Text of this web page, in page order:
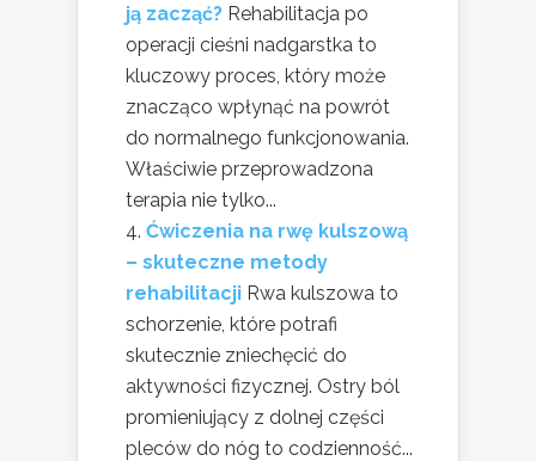
ją zacząć? Rehabilitacja po
operacji cieśni nadgarstka to
kluczowy proces, który może
znacząco wpłynąć na powrót
do normalnego funkcjonowania.
Właściwie przeprowadzona
terapia nie tylko...
Ćwiczenia na rwę kulszową
– skuteczne metody
rehabilitacji Rwa kulszowa to
schorzenie, które potrafi
skutecznie zniechęcić do
aktywności fizycznej. Ostry ból
promieniujący z dolnej części
pleców do nóg to codzienność...